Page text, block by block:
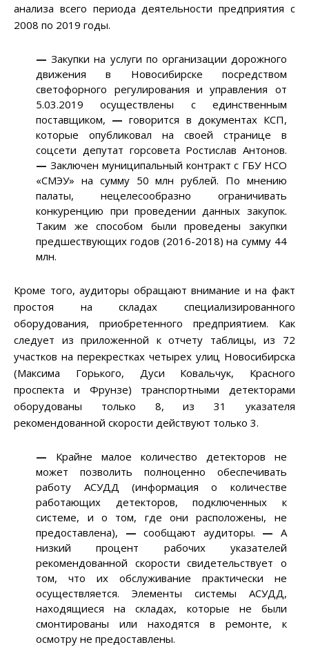
анализа всего периода деятельности предприятия с
2008 по 2019 годы.
— Закупки на услуги по организации дорожного
движения в Новосибирске посредством
светофорного регулирования и управления от
5.03.2019 осуществлены с единственным
поставщиком, — говорится в документах КСП,
которые опубликовал на своей странице в
соцсети депутат горсовета Ростислав Антонов.
— Заключен муниципальный контракт с ГБУ НСО
«СМЭУ» на сумму 50 млн рублей. По мнению
палаты, нецелесообразно ограничивать
конкуренцию при проведении данных закупок.
Таким же способом были проведены закупки
предшествующих годов (2016-2018) на сумму 44
млн.
Кроме того, аудиторы обращают внимание и на факт
простоя на складах специализированного
оборудования, приобретенного предприятием. Как
следует из приложенной к отчету таблицы, из 72
участков на перекрестках четырех улиц Новосибирска
(Максима Горького, Дуси Ковальчук, Красного
проспекта и Фрунзе) транспортными детекторами
оборудованы только 8, из 31 указателя
рекомендованной скорости действуют только 3.
— Крайне малое количество детекторов не
может позволить полноценно обеспечивать
работу АСУДД (информация о количестве
работающих детекторов, подключенных к
системе, и о том, где они расположены, не
предоставлена), — сообщают аудиторы. — А
низкий процент рабочих указателей
рекомендованной скорости свидетельствует о
том, что их обслуживание практически не
осуществляется. Элементы системы АСУДД,
находящиеся на складах, которые не были
смонтированы или находятся в ремонте, к
осмотру не предоставлены.